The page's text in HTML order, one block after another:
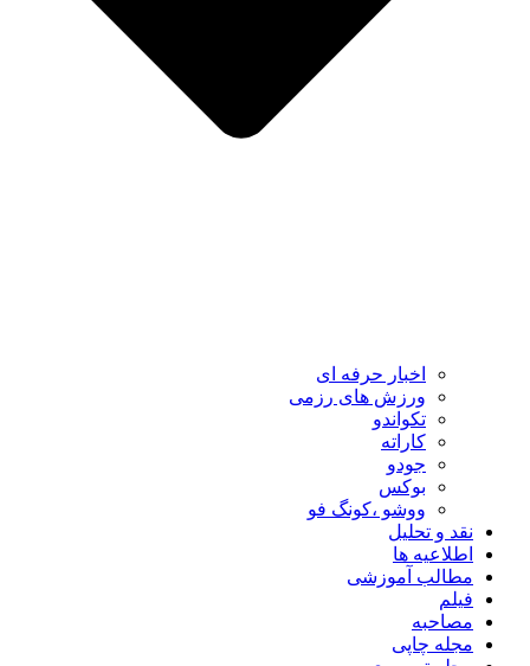
اخبار حرفه ای
ورزش های رزمی
تکواندو
کاراته
جودو
بوکس
ووشو ،کونگ فو
نقد و تحلیل
اطلاعیه ها
مطالب آموزشی
فیلم
مصاحبه
مجله چاپی